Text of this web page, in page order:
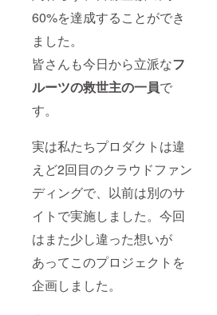
60%を達成することができ
ました。
皆さんも今日から立派なフ
ルーツの救世主の一員で
す。
実は私たちプロダクトは違
えど2回目のクラウドファン
ディングで、以前は別のサ
イトで実施しました。今回
はまた少し違った想いが
あってこのプロジェクトを
企画しました。